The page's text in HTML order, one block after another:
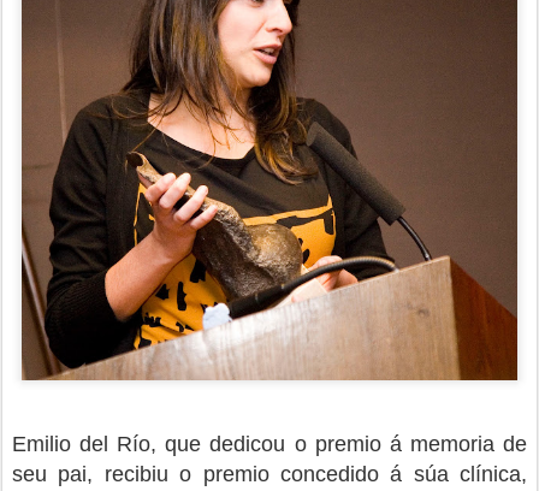
Emilio del Río, que dedicou o premio á memoria de
seu pai, recibiu o premio concedido á súa clínica,